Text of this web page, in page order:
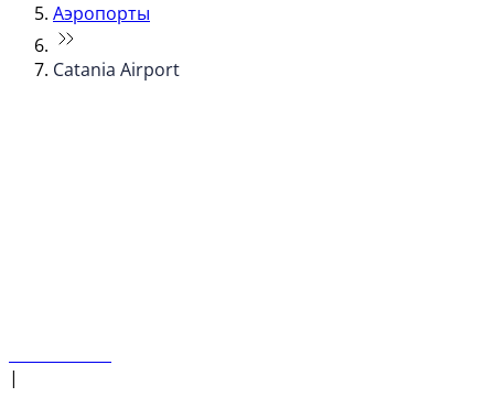
Аэропорты
Catania Airport
|